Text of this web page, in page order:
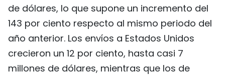
de dólares, lo que supone un incremento del
143 por ciento respecto al mismo periodo del
año anterior. Los envíos a Estados Unidos
crecieron un 12 por ciento, hasta casi 7
millones de dólares, mientras que los de